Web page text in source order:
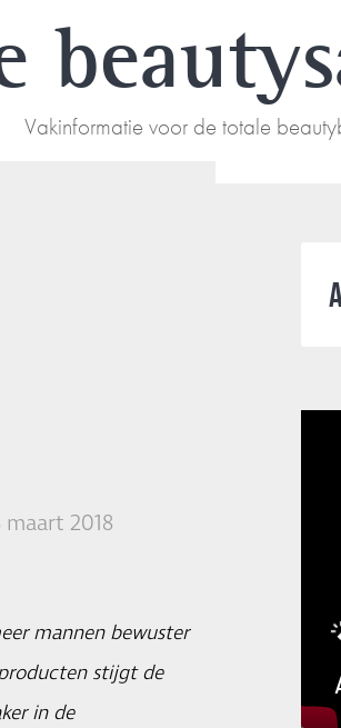
Vakinformatie voor de totale
maart 2018
mannen bewuster
stijgt de
in de